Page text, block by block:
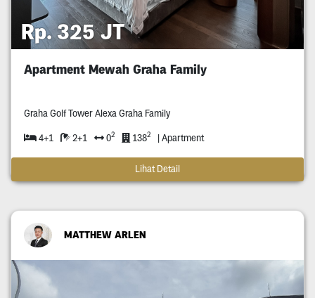
Rp. 325 JT
Apartment Mewah Graha Family
Graha Golf Tower Alexa Graha Family
4+1 2+1 02 1382 | Apartment
Lihat Detail
MATTHEW ARLEN